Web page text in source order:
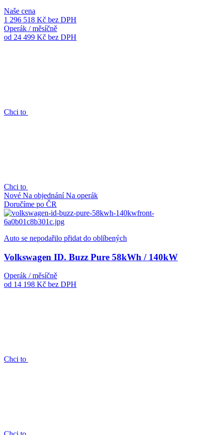
Naše cena
1 296 518 Kč bez DPH
Operák / měsíčně
od 24 499 Kč bez DPH
Chci to
Chci to
Nové Na objednáníNa operák
Doručíme po ČR
Auto se nepodařilo přidat do oblíbených
Volkswagen ID. Buzz Pure 58kWh / 140kW
Operák / měsíčně
od 14 198 Kč bez DPH
Chci to